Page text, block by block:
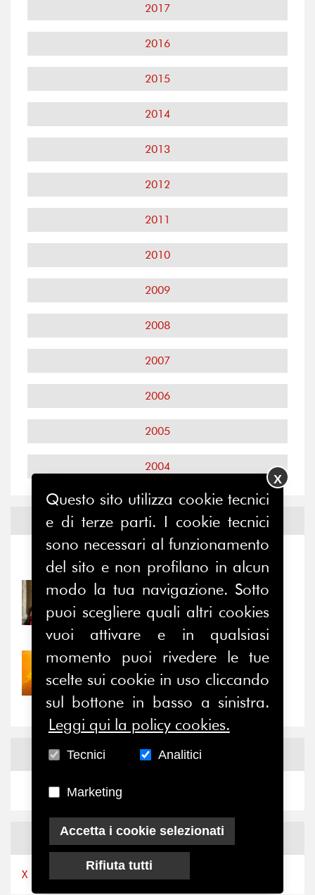
2017
2016
2015
2014
2013
2012
2011
2010
2009
2008
2007
2006
2005
2004
Notizie ed Eventi
Eventi
31/07/2026
Prima della pausa estiva,
il valore di...
30/07/2026
Nove anni dopo la
“grande cecità”: la...
NewsFacebook
NewsX
X by Ferpi2puntozero
Questo sito utilizza cookie tecnici
e di terze parti. I cookie tecnici
sono necessari al funzionamento
del sito e non profilano in alcun
modo la tua navigazione. Sotto
puoi scegliere quali altri cookies
vuoi attivare e in qualsiasi
momento puoi rivedere le tue
scelte sui cookie in uso cliccando
sul bottone in basso a sinistra.
Leggi qui la policy cookies.
Tecnici Analitici
Marketing
Accetta i cookie selezionati
Rifiuta tutti
X